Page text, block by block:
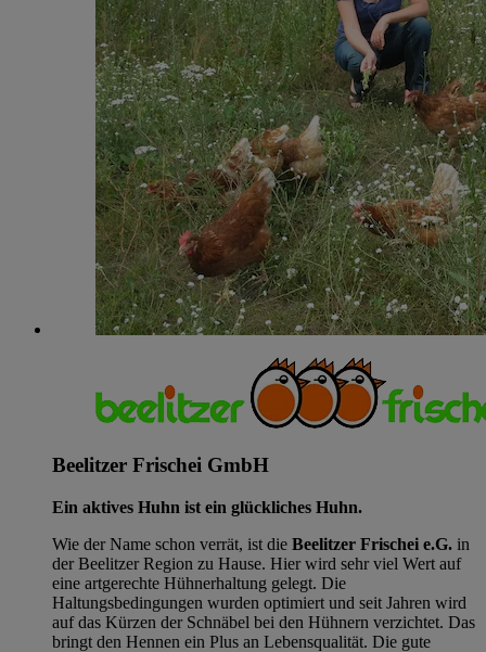
Beelitzer Frischei GmbH
Ein aktives Huhn ist ein glückliches Huhn.
Wie der Name schon verrät, ist die Beelitzer Frischei e.G. in
der Beelitzer Region zu Hause. Hier wird sehr viel Wert auf
eine artgerechte Hühnerhaltung gelegt. Die
Haltungsbedingungen wurden optimiert und seit Jahren wird
auf das Kürzen der Schnäbel bei den Hühnern verzichtet. Das
bringt den Hennen ein Plus an Lebensqualität. Die gute